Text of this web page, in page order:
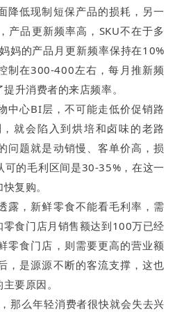
降低现制短保产品的损耗，另一
产品更新频率高，SKU不在于多
妈的产品月更新频率保持在10%
制在300-400左右，每月推新频
升消费者的来店频率。
中心BI层，不可能走低价促销路
就会陷入到烘培和卤味的老路
问题就是动销慢、客单价高，损
可的毛利区间是30-35%，在这一
复购。
露，新鲜零食不能看毛利率，需
食门店月销售额达到100万已经
零食门店，则需要更高的营业额
，是源源不断的客流支撑，这也
要原因。
那么年轻消费者很快就会失去兴